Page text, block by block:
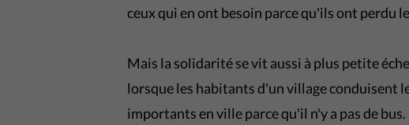
ceux qui en ont besoin parce qu'ils ont perdu
Mais la solidarité se vit aussi à plus petite
lorsque les habitants d'un village conduisent
importants en ville parce qu'il n'y a pas de bus.